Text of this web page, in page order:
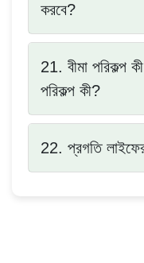
করবে?
21. বীমা পরিকল্প
পরিকল্প কী?
22. প্রগতি